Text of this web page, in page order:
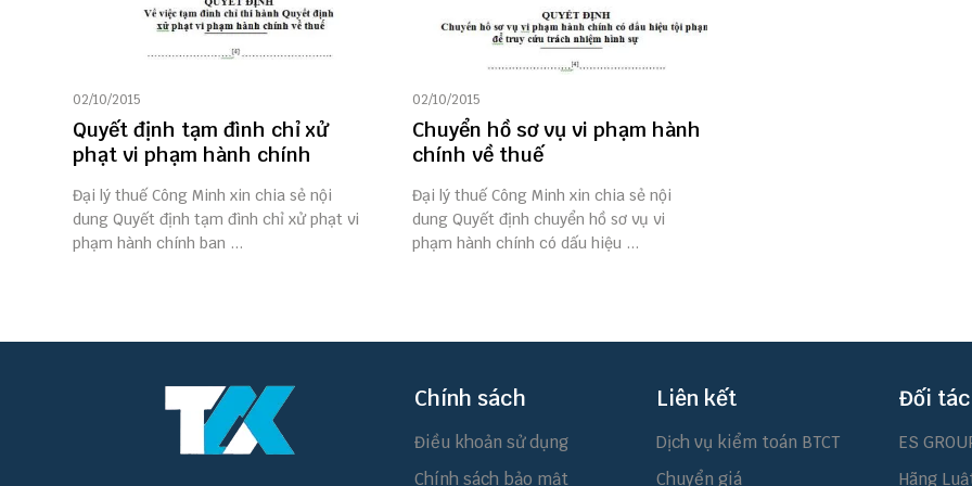
02/10/2015
Quyết định tạm đình chỉ xử
phạt vi phạm hành chính
Đại lý thuế Công Minh xin chia sẻ nội
dung Quyết định tạm đình chỉ xử phạt vi
phạm hành chính ban ...
02/10/2015
Chuyển hồ sơ vụ vi phạm hành
chính về thuế
Đại lý thuế Công Minh xin chia sẻ nội
dung Quyết định chuyển hồ sơ vụ vi
phạm hành chính có dấu hiệu ...
Chính sách
Điều khoản sử dụng
Chính sách bảo mật
Liên kết
Dịch vụ kiểm toán BTCT
Chuyển giá
Đối tác
ES
Hãng